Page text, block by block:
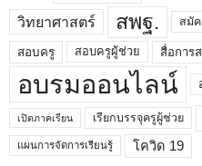
วิทยาศาสตร์ สพฐ. สมั
สอบครู สอบครูผู้ช่วย สื่อการ
อบรมออนไลน์
เปิดภาคเรียน เรียกบรรจุครูผู้ช่วย
แผนการจัดการเรียนรู้ โควิด 19